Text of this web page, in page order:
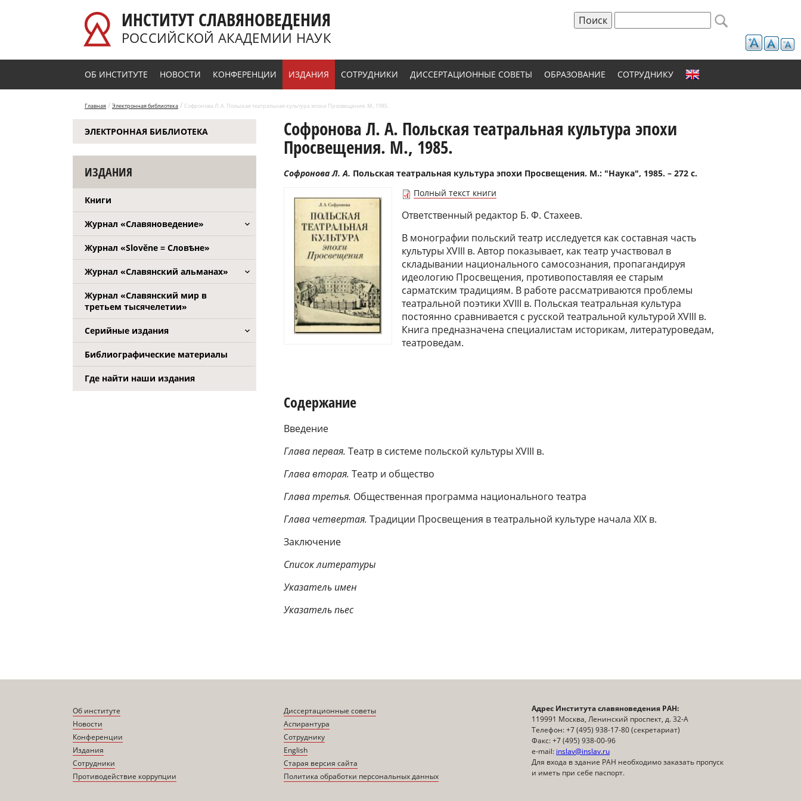
ИНСТИТУТ СЛАВЯНОВЕДЕНИЯ
РОССИЙСКОЙ АКАДЕМИИ НАУК Форма поиска
ОБ ИНСТИТУТЕ НОВОСТИ КОНФЕРЕНЦИИ ИЗДАНИЯ СОТРУДНИКИ ДИССЕРТАЦИОННЫЕ СОВЕТЫ ОБРАЗОВАНИЕ СОТРУДНИКУ
Главная / Электронная библиотека / Софронова Л. А. Польская театральная культура эпохи Просвещения. М., 1985.
ЭЛЕКТРОННАЯ БИБЛИОТЕКА
ИЗДАНИЯ
Книги
Журнал «Славяноведение»
Журнал «Slověne = Словѣне»
Журнал «Славянский альманах»
Журнал «Славянский мир в
третьем тысячелетии»
Серийные издания
Библиографические материалы
Где найти наши издания
Софронова Л. А. Польская театральная культура эпохи
Просвещения. М., 1985.
Софронова Л. А. Польская театральная культура эпохи Просвещения. М.: "Наука", 1985. – 272 с.
Полный текст книги
Ответственный редактор Б. Ф. Стахеев.
В монографии польский театр исследуется как составная часть
культуры XVIII в. Автор показывает, как театр участвовал в
складывании национального самосознания, пропагандируя
идеологию Просвещения, противопоставляя ее старым
сарматским традициям. В работе рассматриваются проблемы
театральной поэтики XVIII в. Польская театральная культура
постоянно сравнивается с русской театральной культурой XVIII в.
Книга предназначена специалистам историкам, литературоведам,
театроведам.
Содержание
Введение
Глава первая. Театр в системе польской культуры XVIII в.
Глава вторая. Театр и общество
Глава третья. Общественная программа национального театра
Глава четвертая. Традиции Просвещения в театральной культуре начала XIX в.
Заключение
Список литературы
Указатель имен
Указатель пьес
Об институте
Новости
Конференции
Издания
Сотрудники
Противодействие коррупции
Диссертационные советы
Аспирантура
Сотруднику
English
Старая версия сайта
Политика обработки персональных данных
Адрес Института славяноведения РАН:
119991 Москва, Ленинский проспект, д. 32-А
Телефон: +7 (495) 938-17-80 (секретариат)
Факс: +7 (495) 938-00-96
e-mail: inslav@inslav.ru
Для входа в здание РАН необходимо заказать пропуск
и иметь при себе паспорт.